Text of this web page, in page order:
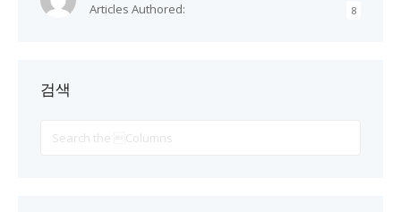
Articles Authored: 8
검색
For